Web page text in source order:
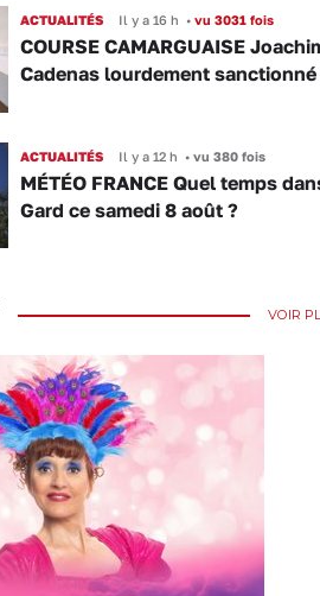
ACTUALITÉS Il y a 16 h •vu 3031 fois
COURSE CAMARGUAISE
Cadenas lourdement sanctionné
ACTUALITÉS Il y a 12 h •vu 380 fois
MÉTÉO FRANCE Quel temps
Gard ce samedi 8 août ?
VOIR